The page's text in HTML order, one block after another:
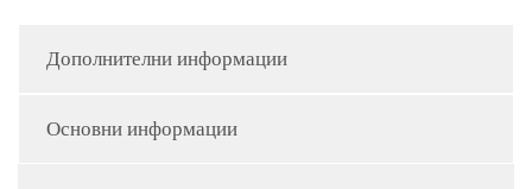
Дополнителни информации
Основни информации